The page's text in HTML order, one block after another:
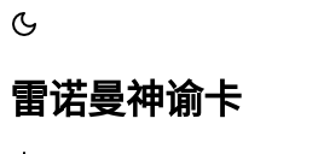
雷诺曼神谕卡